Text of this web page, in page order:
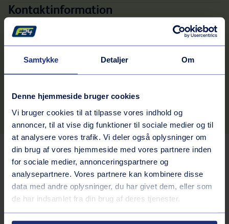
Samtykke Detaljer Om
Denne hjemmeside bruger cookies
Vi bruger cookies til at tilpasse vores indhold og
annoncer, til at vise dig funktioner til sociale medier og til
at analysere vores trafik. Vi deler også oplysninger om
din brug af vores hjemmeside med vores partnere inden
for sociale medier, annonceringspartnere og
analysepartnere. Vores partnere kan kombinere disse
data med andre oplysninger, du har givet dem, eller som
de har indsamlet fra din brug af deres tjenester.
Kontaktinformation
Adresse
Langhaven 4
45802551
Tjenester på stationen
Bilvask
Brændstof